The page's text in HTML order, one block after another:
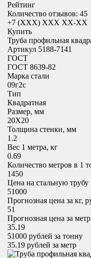
Рейтинг
Количество отзывов: 45
+7 (XXX) ХХХ ХХ-ХХ
Купить
Труба профильная
Артикул 5188-7141
ГОСТ
ГОСТ 8639-82
Марка стали
09г2с
Тип
Квадратная
Размер, мм
20X20
Толщина стенки, мм
1.2
Вес 1 метра, кг
0.69
Количество метров в 1
1450
Цена на стальную
51000
Прогнозная цена за кг,
51
Прогнозная цена за
35.19
51000 рублей за тонну
35.19 рублей за метр